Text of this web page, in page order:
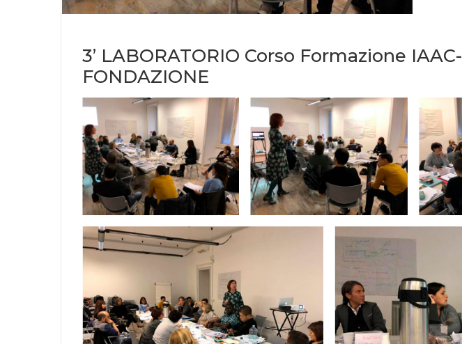
3’ LABORATORIO Corso Formazione IAAC-
FONDAZIONE